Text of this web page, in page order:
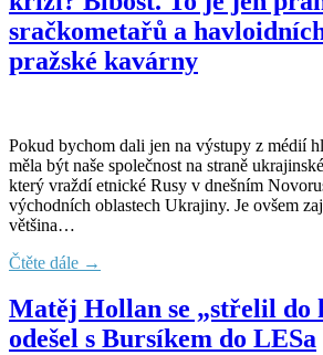
sračkometařů a
pražské kavárny
Pokud bychom dali jen na výstupy z médií
měla být naše společnost na straně
který vraždí etnické Rusy v dnešním
východních oblastech Ukrajiny. Je ovšem
většina…
Čtěte dále →
Matěj Hollan se „střelil do
odešel s Bursíkem do LESa